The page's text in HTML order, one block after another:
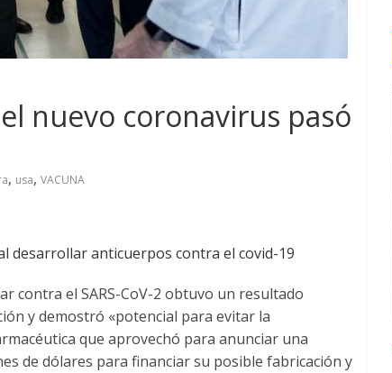
nuevo coronavirus pasó
, usa, VACUNA
desarrollar anticuerpos contra el covid-19
contra el SARS-CoV-2 obtuvo un resultado
y demostró «potencial para evitar la
que aprovechó para anunciar una
de dólares para financiar su posible fabricación y